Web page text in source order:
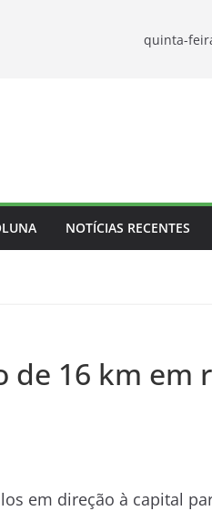
quinta-
NOTÍCIAS RECENTES
de 16 km em
em direção à capital